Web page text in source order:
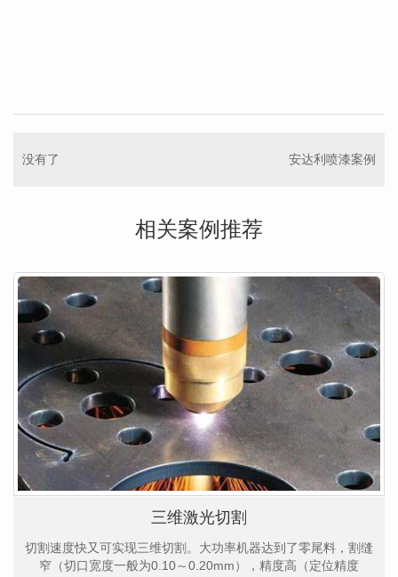
没有了 安达利喷漆案例
相关案例推荐
三维激光切割
切割速度快又可实现三维切割。大功率机器达到了零尾料，割缝
窄（切口宽度一般为0.10～0.20mm），精度高（定位精度